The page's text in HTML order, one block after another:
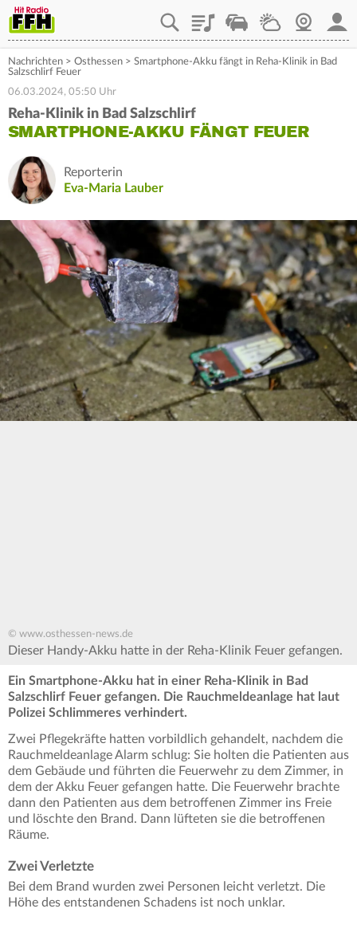
PlaylistStaupilotWetterWebcam
Nachrichten > Osthessen > Smartphone-Akku fängt in Reha-Klinik in Bad
Salzschlirf Feuer
06.03.2024, 05:50 Uhr
Reha-Klinik in Bad Salzschlirf
SMARTPHONE-AKKU FÄNGT FEUER
Reporterin
Eva-Maria Lauber
© www.osthessen-news.de
Dieser Handy-Akku hatte in der Reha-Klinik Feuer gefangen.
Ein Smartphone-Akku hat in einer Reha-Klinik in Bad
Salzschlirf Feuer gefangen. Die Rauchmeldeanlage hat laut
Polizei Schlimmeres verhindert.
Zwei Pflegekräfte hatten vorbildlich gehandelt, nachdem die
Rauchmeldeanlage Alarm schlug: Sie holten die Patienten aus
dem Gebäude und führten die Feuerwehr zu dem Zimmer, in
dem der Akku Feuer gefangen hatte. Die Feuerwehr brachte
dann den Patienten aus dem betroffenen Zimmer ins Freie
und löschte den Brand. Dann lüfteten sie die betroffenen
Räume.
Zwei Verletzte
Bei dem Brand wurden zwei Personen leicht verletzt. Die
Höhe des entstandenen Schadens ist noch unklar.